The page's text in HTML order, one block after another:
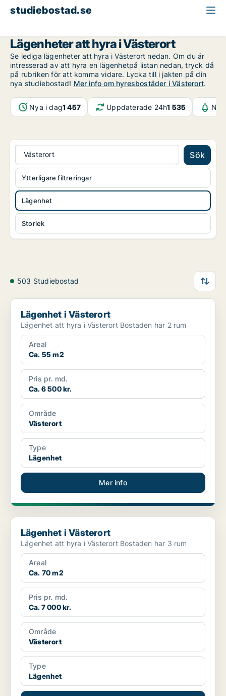
studiebostad.se
Lägenheter att hyra i Västerort
Se lediga lägenheter att hyra i Västerort nedan. Om du är
intresserad av att hyra en lägenhetpå listan nedan, tryck då
på rubriken för att komma vidare. Lycka till i jakten på din
nya studiebostad! Mer info om hyresbostäder i Västerort.
Nya i dag1 457 Uppdaterade 24h1 535
Västerort Sök
Lägenhet
Storlek
Ytterligare filtreringar
503 Studiebostad
Lägenhet i Västerort
Lägenhet i Västerort
Lägenhet att hyra i Västerort Bostaden har 2 rum
Areal
Ca. 55 m2
Pris pr. md.
Ca. 6 500 kr.
Område
Västerort
Type
Lägenhet
Mer info
Lägenhet i Västerort
Lägenhet i Västerort
Lägenhet att hyra i Västerort Bostaden har 3 rum
Areal
Ca. 70 m2
Pris pr. md.
Ca. 7 000 kr.
Område
Västerort
Type
Lägenhet